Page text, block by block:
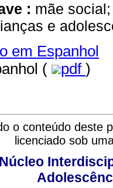
: mãe
e
em Espanhol
( pdf )
o conteúdo deste
licenciado sob